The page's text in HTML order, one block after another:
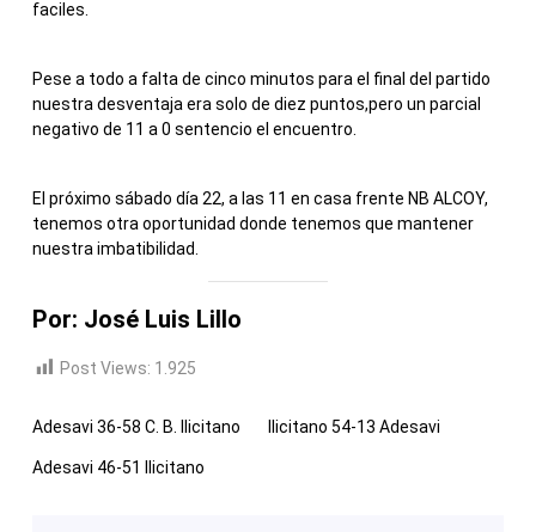
faciles.
Pese a todo a falta de cinco minutos para el final del partido
nuestra desventaja era solo de diez puntos,pero un parcial
negativo de 11 a 0 sentencio el encuentro.
El próximo sábado día 22, a las 11 en casa frente NB ALCOY,
tenemos otra oportunidad donde tenemos que mantener
nuestra imbatibilidad.
Por: José Luis Lillo
Post Views: 1.925
Adesavi 36-58 C. B. Ilicitano Ilicitano 54-13 Adesavi
Adesavi 46-51 Ilicitano